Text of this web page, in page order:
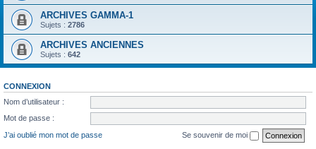
ARCHIVES GAMMA-1
Sujets : 2786
ARCHIVES ANCIENNES
Sujets : 642
CONNEXION
Nom d’utilisateur :
Mot de passe :
J’ai oublié mon mot de passe
Se souvenir de moi